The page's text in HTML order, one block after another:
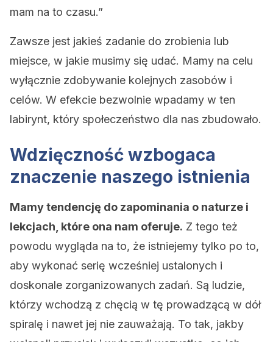
mam na to czasu.”
Zawsze jest jakieś zadanie do zrobienia lub
miejsce, w jakie musimy się udać. Mamy na celu
wyłącznie zdobywanie kolejnych zasobów i
celów. W efekcie bezwolnie wpadamy w ten
labirynt, który społeczeństwo dla nas zbudowało.
Wdzięczność wzbogaca
znaczenie naszego istnienia
Mamy tendencję do zapominania o naturze i
lekcjach, które ona nam oferuje. Z tego też
powodu wygląda na to, że istniejemy tylko po to,
aby wykonać serię wcześniej ustalonych i
doskonale zorganizowanych zadań. Są ludzie,
którzy wchodzą z chęcią w tę prowadzącą w dół
spiralę i nawet jej nie zauważają. To tak, jakby